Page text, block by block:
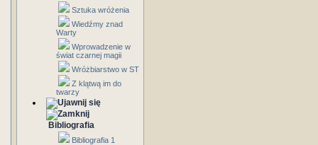
Sztuka wróżenia
Wiedźmy znad
Warty
Wprowadzenie w
świat czarnej magii
Wróżbiarstwo w ST
Z klątwą im do
twarzy
Bibliografia
Bibliografia 1